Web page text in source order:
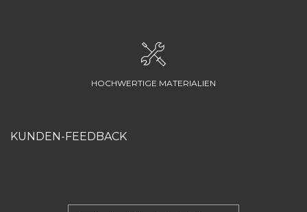
HOCHWERTIGE MATERIALIEN
KUNDEN-FEEDBACK